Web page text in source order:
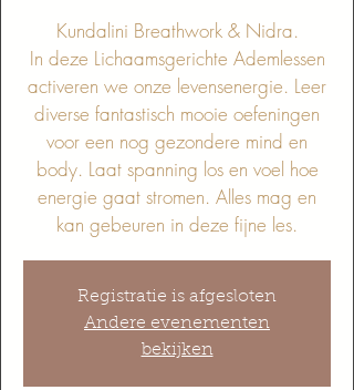
Kundalini Breathwork & Nidra.
In deze Lichaamsgerichte Ademlessen
activeren we onze levensenergie. Leer
diverse fantastisch mooie oefeningen
voor een nog gezondere mind en
body. Laat spanning los en voel hoe
energie gaat stromen. Alles mag en
kan gebeuren in deze fijne les.
Registratie is afgesloten
Andere evenementen
bekijken